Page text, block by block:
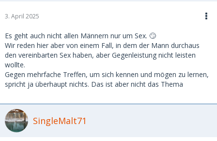
Wenn ich neue Kinder betreue oder einen sonstigen
Beginn) zeitnah bezahlen lassen, um nicht geprellt zu
werden für viel Leistung.
Wenn man um die Zuverlässigkeit weiß, kann man's lockerer
nehmen.
Oder wenn ich mich vorher schon in einer Beziehung
(=Vertrauensbasis) zum Gegenüber befinde.
Das ist ja aber im Regelfall bei Sd-Beziehungen nicht der
Fall.
3. April 2025
Es geht auch nicht allen Männern nur um Sex. 🙄
Wir reden hier aber von einem Fall, in dem der Mann durchaus
den vereinbarten Sex haben, aber Gegenleistung nicht leisten
wollte.
Gegen mehrfache Treffen, um sich kennen und mögen zu lernen,
spricht ja überhaupt nichts. Das ist aber nicht das Thema
SingleMalt71